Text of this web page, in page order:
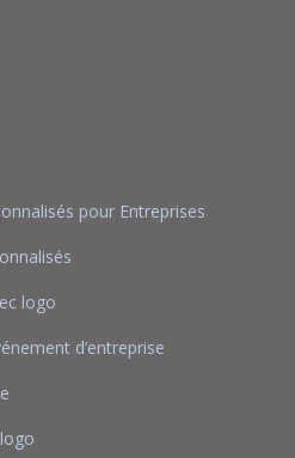
pour Entreprises
logo
d’entreprise